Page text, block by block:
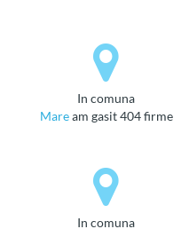
in comuna
Maream gasit 404 firme
in comuna